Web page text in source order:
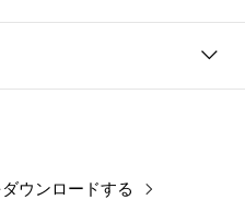
ウンロードする